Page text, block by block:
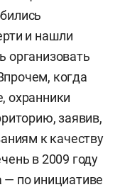
и нашли
организовать
когда
охранники
заявив,
к качеству
в 2009 году
— по инициативе